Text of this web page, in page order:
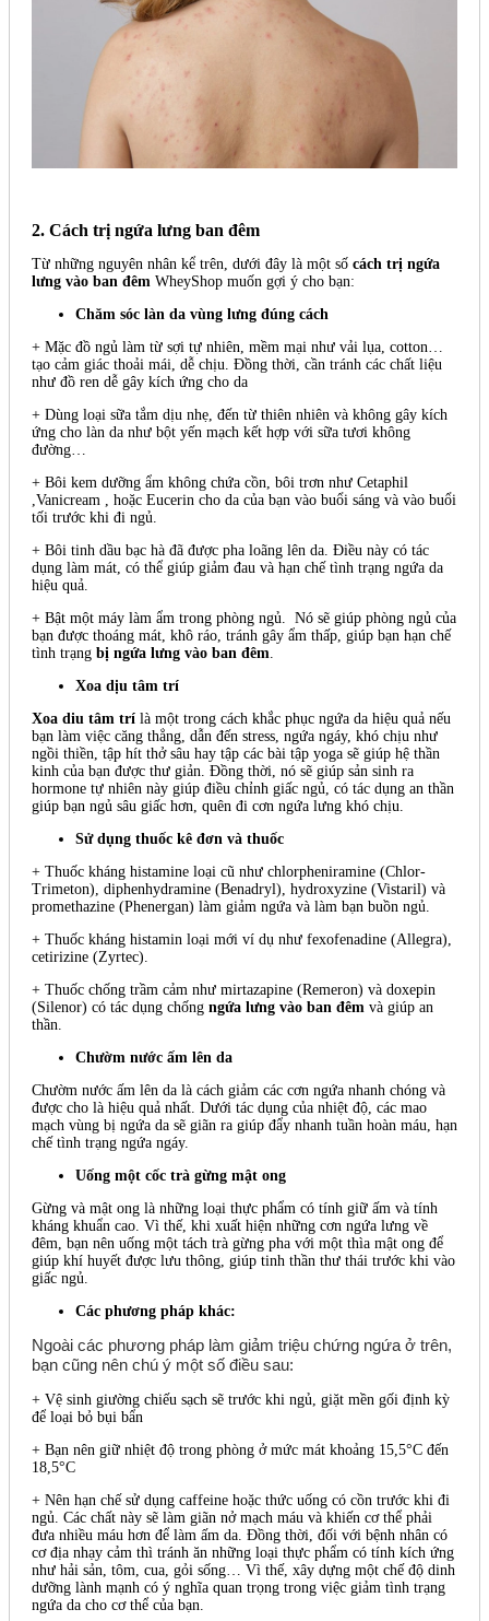
2. Cách trị ngứa lưng ban đêm
Từ những nguyên nhân kể trên, dưới đây là một số cách trị ngứa
lưng vào ban đêm WheyShop muốn gợi ý cho bạn:
Chăm sóc làn da vùng lưng đúng cách
+ Mặc đồ ngủ làm từ sợi tự nhiên, mềm mại như vải lụa, cotton…
tạo cảm giác thoải mái, dễ chịu. Đồng thời, cần tránh các chất liệu
như đồ ren dễ gây kích ứng cho da
+ Dùng loại sữa tắm dịu nhẹ, đến từ thiên nhiên và không gây kích
ứng cho làn da như bột yến mạch kết hợp với sữa tươi không
đường…
+ Bôi kem dưỡng ẩm không chứa cồn, bôi trơn như Cetaphil
,Vanicream , hoặc Eucerin cho da của bạn vào buổi sáng và vào buổi
tối trước khi đi ngủ.
+ Bôi tinh dầu bạc hà đã được pha loãng lên da. Điều này có tác
dụng làm mát, có thể giúp giảm đau và hạn chế tình trạng ngứa da
hiệu quả.
+ Bật một máy làm ẩm trong phòng ngủ. Nó sẽ giúp phòng ngủ của
bạn được thoáng mát, khô ráo, tránh gây ẩm thấp, giúp bạn hạn chế
tình trạng bị ngứa lưng vào ban đêm
Xoa dịu tâm trí
Xoa diu tâm trí là một trong cách khắc phục ngứa da hiệu quả nếu
bạn làm việc căng thẳng, dẫn đến stress, ngứa ngáy, khó chịu như
ngồi thiền, tập hít thở sâu hay tập các bài tập yoga sẽ giúp hệ thần
kinh của bạn được thư giản. Đồng thời, nó sẽ giúp sản sinh ra
hormone tự nhiên này giúp điều chỉnh giấc ngủ, có tác dụng an thần
giúp bạn ngủ sâu giấc hơn, quên đi cơn ngứa lưng khó chịu.
Sử dụng thuốc kê đơn và thuốc
+ Thuốc kháng histamine loại cũ như chlorpheniramine (Chlor-
Trimeton), diphenhydramine (Benadryl), hydroxyzine (Vistaril) và
promethazine (Phenergan) làm giảm ngứa và làm bạn buồn ngủ.
+ Thuốc kháng histamin loại mới ví dụ như fexofenadine (Allegra),
cetirizine (Zyrtec).
+ Thuốc chống trầm cảm như mirtazapine (Remeron) và doxepin
(Silenor) có tác dụng chống ngứa lưng vào ban đêm và giúp an
thần.
Chườm nước ấm lên da
Chườm nước ấm lên da là cách giảm các cơn ngứa nhanh chóng và
được cho là hiệu quả nhất. Dưới tác dụng của nhiệt độ, các mao
mạch vùng bị ngứa da sẽ giãn ra giúp đẩy nhanh tuần hoàn máu, hạn
chế tình trạng ngứa ngáy.
Uống một cốc trà gừng mật ong
Gừng và mật ong là những loại thực phẩm có tính giữ ấm và tính
kháng khuẩn cao. Vì thế, khi xuất hiện những cơn ngứa lưng về
đêm, bạn nên uống một tách trà gừng pha với một thìa mật ong để
giúp khí huyết được lưu thông, giúp tinh thần thư thái trước khi vào
giấc ngủ.
Các phương pháp khác:
Ngoài các phương pháp làm giảm triệu chứng ngứa ở trên,
bạn cũng nên chú ý một số điều sau:
+ Vệ sinh giường chiếu sạch sẽ trước khi ngủ, giặt mền gối định kỳ
để loại bỏ bụi bẩn
+ Bạn nên giữ nhiệt độ trong phòng ở mức mát khoảng 15,5°C đến
18,5°C
+ Nên hạn chế sử dụng caffeine hoặc thức uống có cồn trước khi đi
ngủ. Các chất này sẽ làm giãn nở mạch máu và khiến cơ thể phải
đưa nhiều máu hơn để làm ấm da. Đồng thời, đối với bệnh nhân có
cơ địa nhạy cảm thì tránh ăn những loại thực phẩm có tính kích ứng
như hải sản, tôm, cua, gỏi sống… Vì thế, xây dựng một chế độ dinh
dưỡng lành mạnh có ý nghĩa quan trọng trong việc giảm tình trạng
ngứa da cho cơ thể của bạn.